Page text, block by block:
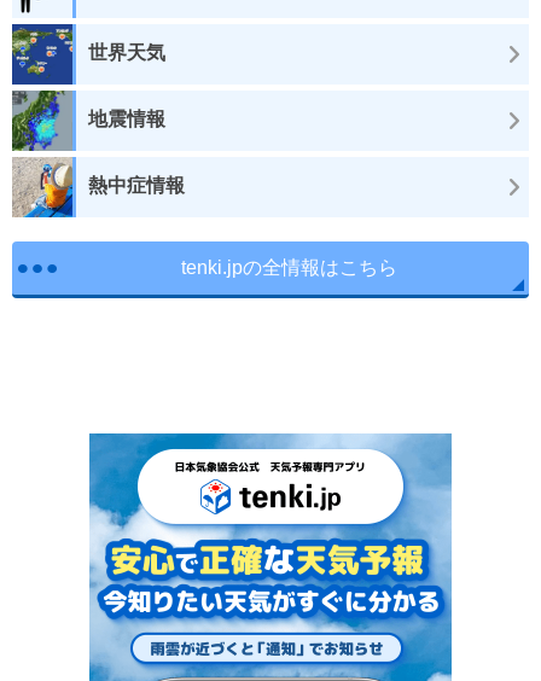
世界天気
地震情報
熱中症情報
tenki.jpの全情報はこちら